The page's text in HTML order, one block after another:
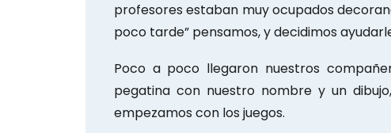
profesores estaban muy ocupados
poco tarde” pensamos, y decidimos
Poco a poco llegaron nuestros
pegatina con nuestro nombre y un
empezamos con los juegos.